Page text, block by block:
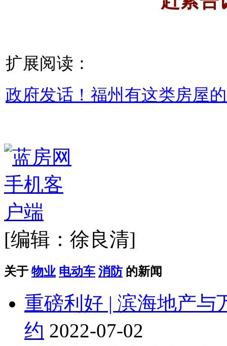
扩展阅读：
政府发话！福州有这类房屋
[编辑：徐良清]
关于 物业 电动车 消防 的新闻
重磅利好 | 滨海地产与
约 2022-07-02